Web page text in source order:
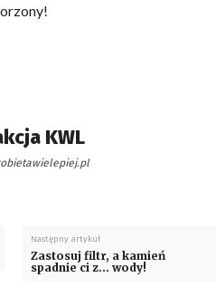
KWL
Następny artykuł
Zastosuj filtr, a kamień
spadnie ci z… wody!